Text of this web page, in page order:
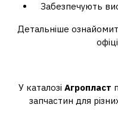
Забезпечують
Детальніше
У каталозі Агропласт
запчастин для